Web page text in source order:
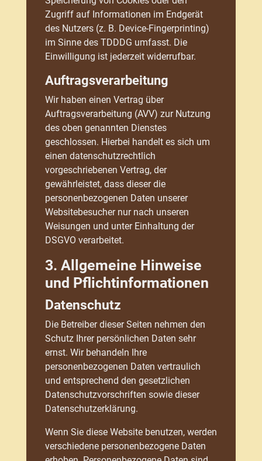
Zugriff auf Informationen im Endgerät
des Nutzers (z. B. Device-Fingerprinting)
im Sinne des TDDDG umfasst. Die
Einwilligung ist jederzeit widerrufbar.
Auftragsverarbeitung
Wir haben einen Vertrag über
Auftragsverarbeitung (AVV) zur Nutzung
des oben genannten Dienstes
geschlossen. Hierbei handelt es sich um
einen datenschutzrechtlich
vorgeschriebenen Vertrag, der
gewährleistet, dass dieser die
personenbezogenen Daten unserer
Websitebesucher nur nach unseren
Weisungen und unter Einhaltung der
DSGVO verarbeitet.
3. Allgemeine Hinweise
und Pflicht­informationen
Datenschutz
Die Betreiber dieser Seiten nehmen den
Schutz Ihrer persönlichen Daten sehr
ernst. Wir behandeln Ihre
personenbezogenen Daten vertraulich
und entsprechend den gesetzlichen
Datenschutzvorschriften sowie dieser
Datenschutzerklärung.
Wenn Sie diese Website benutzen, werden
verschiedene personenbezogene Daten